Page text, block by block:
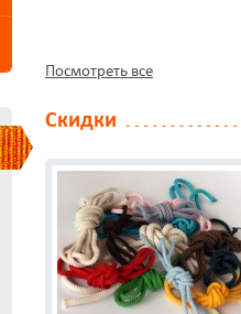
Посмотреть все
Скидки